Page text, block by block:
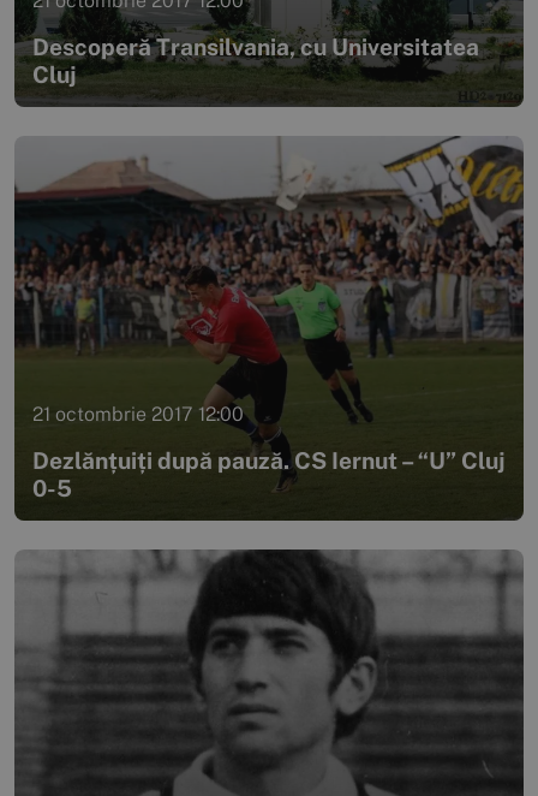
Descoperă Transilvania, cu Universitatea
Cluj
21 octombrie 2017 12:00
Dezlănțuiți după pauză. CS Iernut – “U” Cluj
0-5